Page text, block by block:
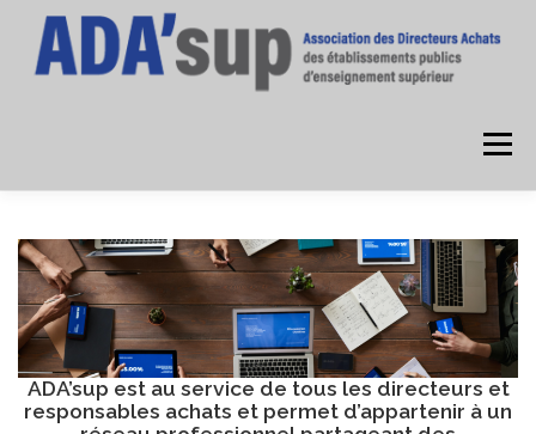
contenu
Menu
OFFRES D’EMPLOI ESPACE ADHÉRENTS
ANNUAIRE DES MEMBRES
ADA’sup est au service de tous les directeurs et
responsables achats et permet d’appartenir à un